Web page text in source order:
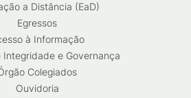
a Distância (EaD)
Egressos
à Informação
Integridade e Governança
Colegiados
Ouvidoria